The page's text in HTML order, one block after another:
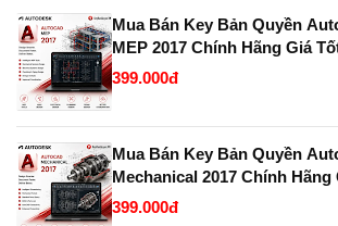
Mua Bán Key Bản Quyền
MEP 2017 Chính Hãng Giá
KeyBanQuyen.VN
399.000đ
Mua Bán Key Bản Quyền
Mechanical 2017 Chính Hãng
KeyBanQuyen.VN
399.000đ